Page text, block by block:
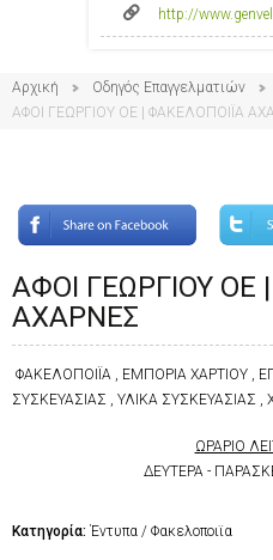
http://
Αρχική Οδηγός Επαγγελματιών
ΑΦΟΙ ΓΕΩΡΓΙΟΥ ΟΕ | ΦΑΚΕΛΟΠΟΙΪΑ
ΑΦΟΙ ΓΕΩΡΓΙΟΥ ΟΕ
ΑΧΑΡΝΕΣ
ΦΑΚΕΛΟΠΟΙΪΑ , ΕΜΠΟΡΙΑ ΧΑΡΤΙΟΥ ,
ΣΥΣΚΕΥΑΣΙΑΣ , ΥΛΙΚΑ ΣΥΣΚΕΥΑΣΙΑΣ
ΩΡΑΡΙΟ
ΔΕΥΤΕΡΑ -
Κατηγορία: Έντυπα / Φακελοποιϊα